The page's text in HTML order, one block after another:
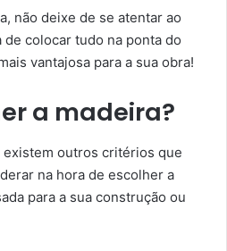
não deixe de se atentar ao
de colocar tudo na ponta do
vantajosa para a sua obra!
a madeira?
outros critérios que
na hora de escolher a
para a sua construção ou